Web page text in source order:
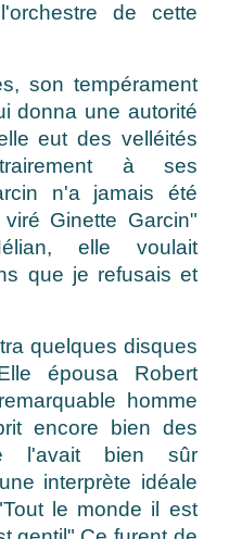
de cette
son tempérament
donna une autorité
eut des velléités
à ses
n'a jamais été
Ginette Garcin"
elle voulait
que je refusais et
quelques disques
épousa Robert
homme
encore bien des
l'avait bien sûr
interprète idéale
le monde il est